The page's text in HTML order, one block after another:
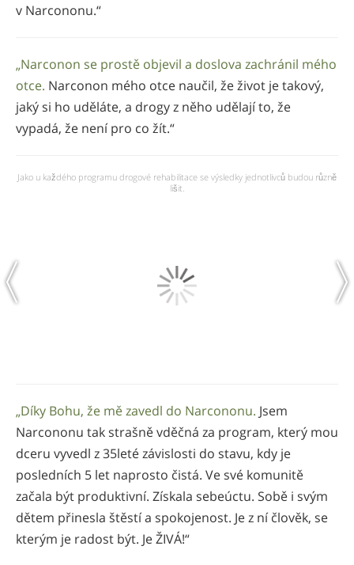
v Narcononu.“
„Narconon se prostě objevil a doslova zachránil mého
otce. Narconon mého otce naučil, že život je takový,
jaký si ho uděláte, a drogy z něho udělají to, že
vypadá, že není pro co žít.“
Jako u každého programu drogové rehabilitace se výsledky jednotlivců budou různě
lišit.
„Díky Bohu, že mě zavedl do Narcononu. Jsem
Narcononu tak strašně vděčná za program, který mou
dceru vyvedl z 35leté závislosti do stavu, kdy je
posledních 5 let naprosto čistá. Ve své komunitě
začala být produktivní. Získala sebeúctu. Sobě i svým
dětem přinesla štěstí a spokojenost. Je z ní člověk, se
kterým je radost být. Je ŽIVÁ!“